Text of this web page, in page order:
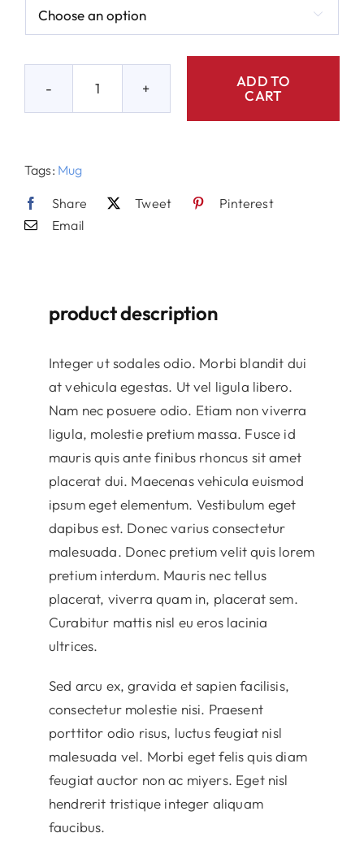

Ceramic
ADD TO
CART
Tags: Mug
Share Tweet
Pinterest
Email
product description
Integer ut sodales odio. Morbi blandit dui
at vehicula egestas. Ut vel ligula libero.
Nam nec posuere odio. Etiam non viverra
ligula, molestie pretium massa. Fusce id
mauris quis ante finibus rhoncus sit amet
placerat dui. Maecenas vehicula euismod
ipsum eget elementum. Vestibulum eget
dapibus est. Donec varius consectetur
malesuada. Donec pretium velit quis lorem
pretium interdum. Mauris nec tellus
placerat, viverra quam in, placerat sem.
Curabitur mattis nisl eu eros lacinia
ultrices.
Sed arcu ex, gravida et sapien facilisis,
consectetur molestie nisi. Praesent
porttitor odio risus, luctus feugiat nisl
malesuada vel. Morbi eget felis quis diam
feugiat auctor non ac miyers. Eget nisl
hendrerit tristique integer aliquam
faucibus.